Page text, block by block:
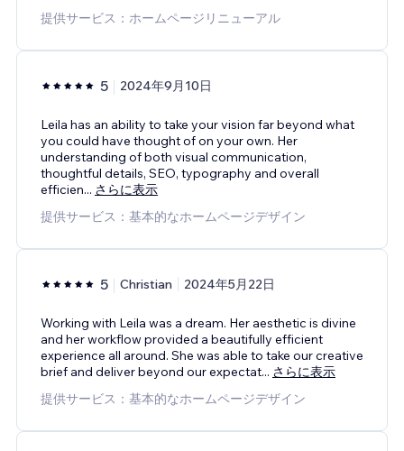
提供サービス：ホームページリニューアル
5 2024年9月10日
Leila has an ability to take your vision far beyond what
you could have thought of on your own. Her
understanding of both visual communication,
thoughtful details, SEO, typography and overall
efficien... さらに表示
提供サービス：基本的なホームページデザイン
5 Christian 2024年5月22日
Working with Leila was a dream. Her aesthetic is divine
and her workflow provided a beautifully efficient
experience all around. She was able to take our creative
brief and deliver beyond our expectat... さらに表示
提供サービス：基本的なホームページデザイン